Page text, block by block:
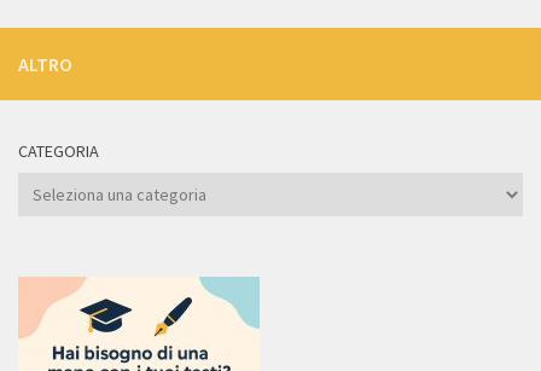
ALTRO
CATEGORIA
Categoria